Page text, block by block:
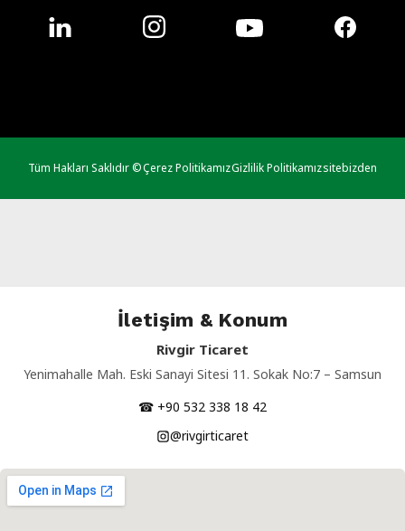
Tüm Hakları Saklıdır ©Çerez PolitikamızGizlilik Politikamızsitebizden
İletişim & Konum
Rivgir Ticaret
Yenimahalle Mah. Eski Sanayi Sitesi 11. Sokak No:7 – Samsun
☎ +90 532 338 18 42
@rivgirticaret